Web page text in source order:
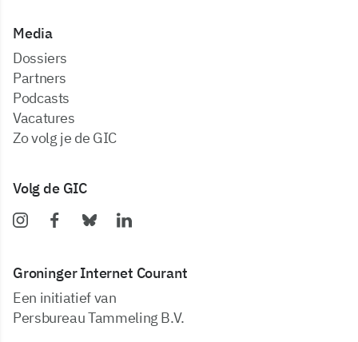
Media
dossiers
partners
podcasts
vacatures
zo volg je de GIC
Volg de GIC
Groninger Internet Courant
Een initiatief van
Persbureau Tammeling B.V.